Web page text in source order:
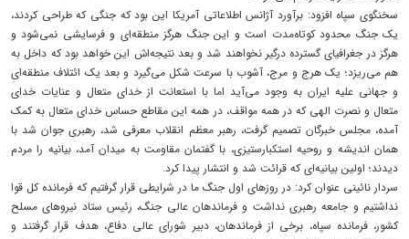
سخنگوی سپاه افزود: برآورد آژانس اطلاعاتی آمریکا این بود که جنگی که طراحی کردند،
یک جنگ محدود کوتاه‌مدت است و این جنگ هرگز منطقه‌ای و فرسایشی نمی‌شود و
هرگز در جغرافیای گسترده درگیر نخواهند شد و بعد نتیجه‌اش این خواهد بود که داخل به
هم می‌ریزد؛ یک هرج و مرج، آشوب با سرعت شکل می‌گیرد و بعد یک ائتلاف منطقه‌ای
و جهانی علیه ایران به وجود می‌آید اما با استعانت از خدای متعال و عنایات خدای
متعال و نصرت الهی که در همه مواقف، در همه این مقاطع حساس خدای متعال به کمک
آمده، مجلس خبرگان تصمیم گرفت، رهبر معظم انقلاب معرفی شد، رهبری جوان شد با
همان اندیشه و روحیه استکبارستیزی، با گفتمان مقاومت به میدان آمد، بیانیه را مردم
دیدند؛ اولین بیانیه‌ای که قرائت شد و انتشار پیدا کرد.
سردار نائینی عنوان کرد: در روزهای اول جنگ ما در شرایطی قرار گرفتیم که فرمانده کل قوا
نداشتیم و جامعه رهبری نداشت و فرماندهان عالی جنگ، رئیس ستاد نیروهای مسلح
کشور، فرمانده سپاه، برخی از فرماندهان، دبیر شورای عالی دفاع، هدف قرار گرفتند و